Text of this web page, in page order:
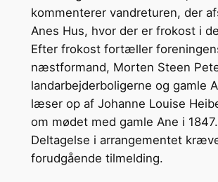
kommenterer vandreturen, der
Anes Hus, hvor der er frokost i
Efter frokost fortæller
næstformand, Morten Steen
landarbejderboligerne og gamle
læser op af Johanne Louise
om mødet med gamle Ane i 1847.
Deltagelse i arrangementet
forudgående tilmelding.